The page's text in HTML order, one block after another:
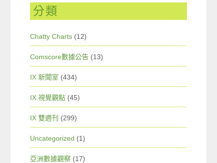
分類
Chatty Charts (12)
Comscore數據公告 (13)
IX 新聞室 (434)
IX 視覺觀點 (45)
IX 雙週刊 (299)
Uncategorized (1)
亞洲數據觀察 (17)